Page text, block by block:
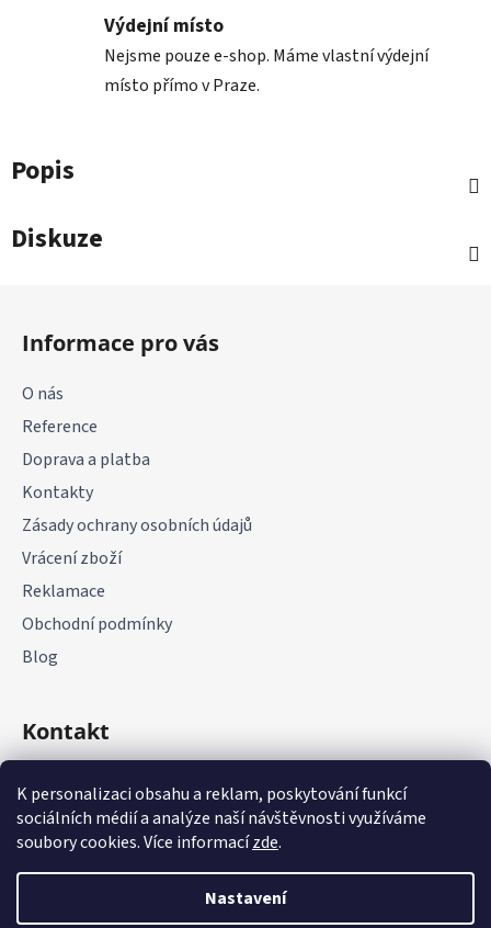
K personalizaci obsahu a reklam, poskytování funkcí
sociálních médií a analýze naší návštěvnosti využíváme
soubory cookies. Více informacízde.
Nastavení
Výdejní místo
Nejsme pouze e-shop. Máme vlastní výdejní
místo přímo v Praze.
Popis
Diskuze
Informace pro vás
O nás
Reference
Doprava a platba
Kontakty
Zásady ochrany osobních údajů
Vrácení zboží
Reklamace
Obchodní podmínky
Blog
Kontakt
+420 775 177 085